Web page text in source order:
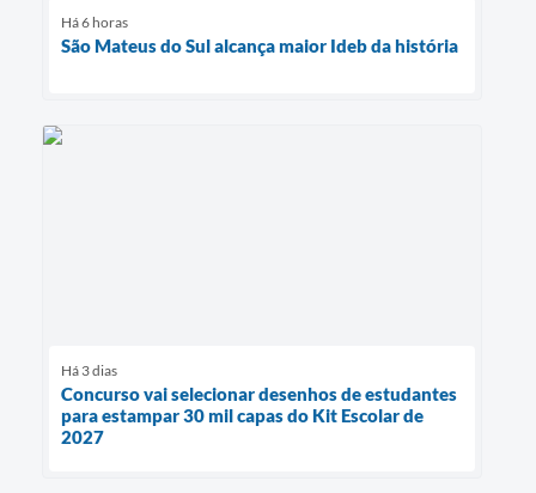
Há 6 horas
São Mateus do Sul alcança maior Ideb da história
Há 3 dias
Concurso vai selecionar desenhos de estudantes
para estampar 30 mil capas do Kit Escolar de
2027